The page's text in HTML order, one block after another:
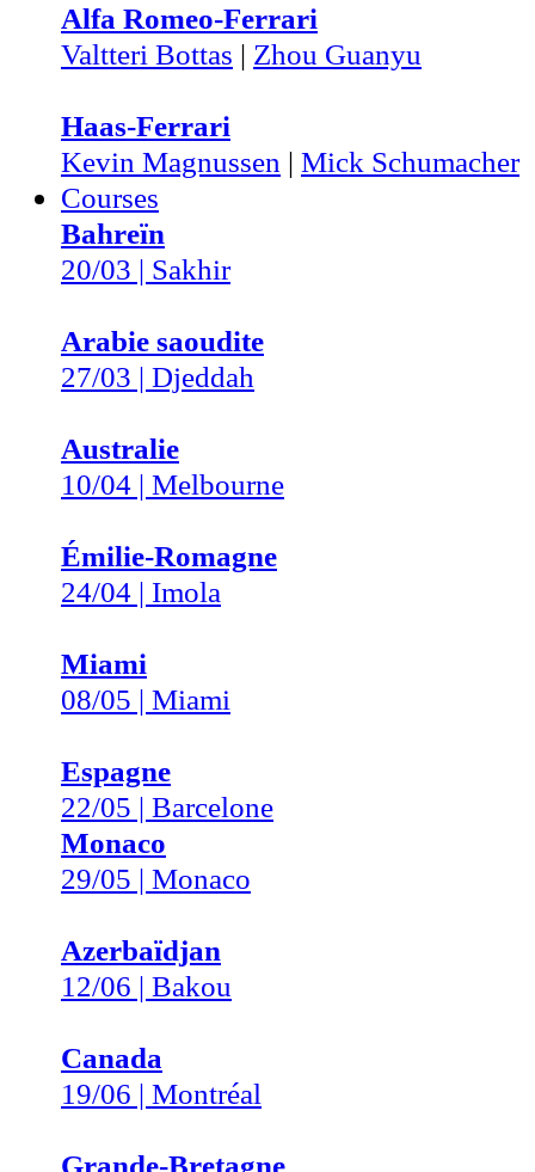
Alfa Romeo-Ferrari
Valtteri Bottas | Zhou Guanyu
Haas-Ferrari
Kevin Magnussen | Mick Schumacher
Courses
Bahreïn
20/03 | Sakhir
Arabie saoudite
27/03 | Djeddah
Australie
10/04 | Melbourne
Émilie-Romagne
24/04 | Imola
Miami
08/05 | Miami
Espagne
22/05 | Barcelone
Monaco
29/05 | Monaco
Azerbaïdjan
12/06 | Bakou
Canada
19/06 | Montréal